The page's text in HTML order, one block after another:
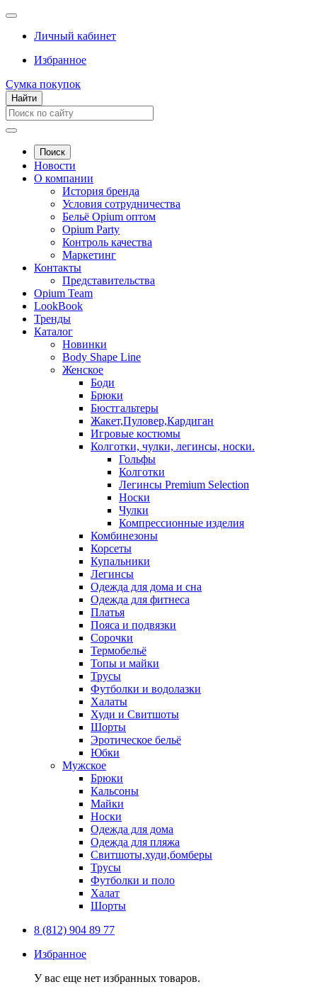
Личный кабинет
Избранное
Сумка покупок
Найти
Поиск
Новости
О компании
История бренда
Условия сотрудничества
Бельё Opium оптом
Opium Party
Контроль качества
Маркетинг
Контакты
Представительства
Opium Team
LookBook
Тренды
Каталог
Новинки
Body Shape Line
Женское
Боди
Брюки
Бюстгальтеры
Жакет,Пуловер,Кардиган
Игровые костюмы
Колготки, чулки, легинсы, носки.
Гольфы
Колготки
Легинсы Premium Selection
Носки
Чулки
Компрессионные изделия
Комбинезоны
Корсеты
Купальники
Легинсы
Одежда для дома и сна
Одежда для фитнеса
Платья
Пояса и подвязки
Сорочки
Термобельё
Топы и майки
Трусы
Футболки и водолазки
Халаты
Худи и Свитшоты
Шорты
Эротическое бельё
Юбки
Мужское
Брюки
Кальсоны
Майки
Носки
Одежда для дома
Одежда для пляжа
Свитшоты,худи,бомберы
Трусы
Футболки и поло
Халат
Шорты
8 (812) 904 89 77
Избранное
У вас еще нет избранных товаров.